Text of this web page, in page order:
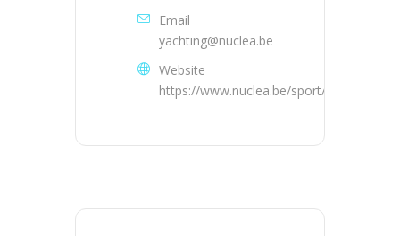
Email
yachting@nuclea.be
Website
https://www.nuclea.be/sport/yachting